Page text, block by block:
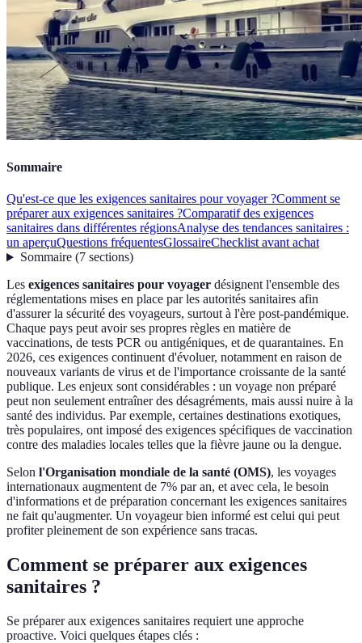
Sommaire
Qu'est-ce que les exigences sanitaires pour voyager ?Comment se
préparer aux exigences sanitaires ?Comparatif des exigences
sanitaires dans différentes régionsAnalyse des tendances sanitaires :
un aperçuQuestions fréquentesGlossaireChecklist avant achat
Sommaire(7 sections)
Les exigences sanitaires pour voyager désignent l'ensemble des
réglementations mises en place par les autorités sanitaires afin
d'assurer la sécurité des voyageurs, surtout à l'ère post-pandémique.
Chaque pays peut avoir ses propres règles en matière de
vaccinations, de tests PCR ou antigéniques, et de quarantaines. En
2026, ces exigences continuent d'évoluer, notamment en raison de
nouveaux variants de virus et de l'importance croissante de la santé
publique. Les enjeux sont considérables : un voyage non préparé
peut non seulement entraîner des désagréments, mais aussi nuire à la
santé des individus. Par exemple, certaines destinations exotiques,
très populaires, ont imposé des exigences spécifiques de vaccination
contre des maladies locales telles que la fièvre jaune ou la dengue.
Selon l'Organisation mondiale de la santé (OMS), les voyages
internationaux augmentent de 7% par an, et avec cela, le besoin
d'informations et de préparation concernant les exigences sanitaires
ne fait qu'augmenter. Un voyageur bien informé est celui qui peut
profiter pleinement de son expérience sans tracas.
Comment se préparer aux exigences
sanitaires ?
Se préparer aux exigences sanitaires requiert une approche
proactive. Voici quelques étapes clés :